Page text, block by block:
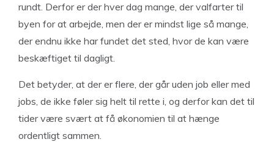
rundt. Derfor er der hver dag mange, der valfarter til
byen for at arbejde, men der er mindst lige så mange,
der endnu ikke har fundet det sted, hvor de kan være
beskæftiget til dagligt.
Det betyder, at der er flere, der går uden job eller med
jobs, de ikke føler sig helt til rette i, og derfor kan det til
tider være svært at få økonomien til at hænge
ordentligt sammen.